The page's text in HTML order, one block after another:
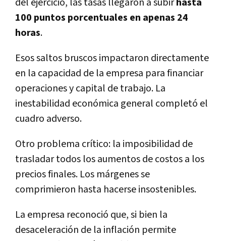
100 puntos porcentuales en apenas 24
horas.
Esos saltos bruscos impactaron directamente
en la capacidad de la empresa para financiar
operaciones y capital de trabajo. La
inestabilidad económica general completó el
cuadro adverso.
Otro problema crítico: la imposibilidad de
trasladar todos los aumentos de costos a los
precios finales. Los márgenes se
comprimieron hasta hacerse insostenibles.
La empresa reconoció que, si bien la
desaceleración de la inflación permite